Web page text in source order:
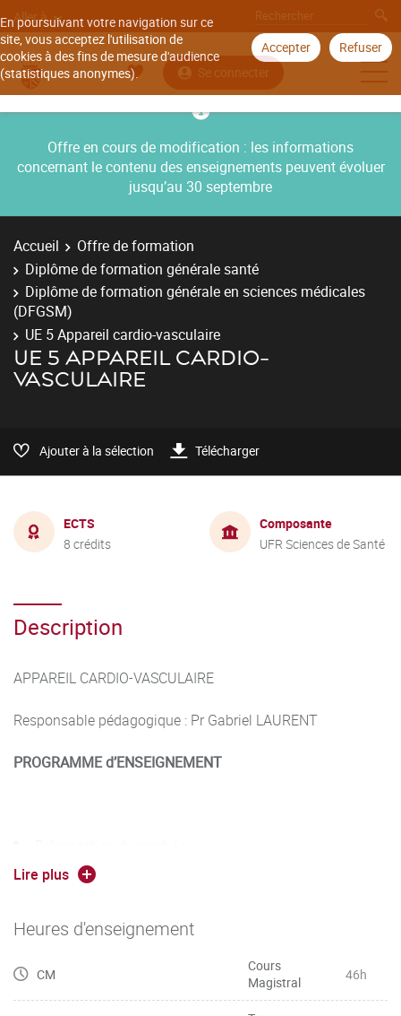
En poursuivant votre navigation sur ce
site, vous acceptez l'utilisation de
cookies à des fins de mesure d'audience
(statistiques anonymes).
Accepter Refuser
Aller à
Se connecter
Offre en cours de modification : les informations
concernant le contenu des enseignements peuvent évoluer
jusqu’au 30 septembre
Accueil
Offre de formation
Diplôme de formation générale santé
Diplôme de formation générale en sciences médicales
(DFGSM)
UE 5 Appareil cardio-vasculaire
UE 5 APPAREIL CARDIO-
VASCULAIRE
Ajouter à la sélection Télécharger
ECTS
8 crédits
Composante
UFR Sciences de Santé
Description
APPAREIL CARDIO-VASCULAIRE
Responsable pédagogique : Pr Gabriel LAURENT
PROGRAMME d’ENSEIGNEMENT
Embryologie cardiaque
Histologie cardiaque
Anatomie pathologique de l’athérome
Lire plus
Heures d'enseignement
CM
Cours
Magistral
46h